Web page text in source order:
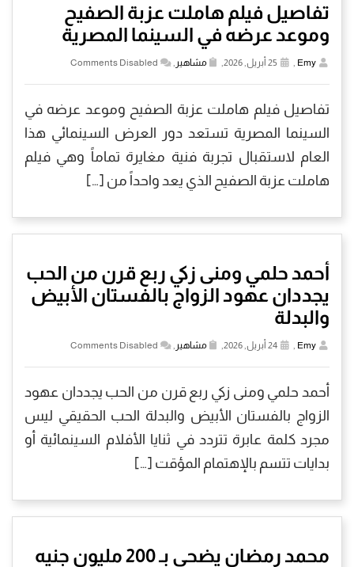
تفاصيل فيلم هاملت عزبة الصفيح
وموعد عرضه في السينما المصرية
Emy
, مشاهير ,
Comments Disabled
تفاصيل فيلم هاملت عزبة الصفيح وموعد عرضه في
السينما المصرية تستعد دور العرض السينمائي هذا
العام لاستقبال تجربة فنية مغايرة تماماً وهي فيلم
هاملت عزبة الصفيح الذي يعد واحداً من […]
أحمد حلمي ومنى زكي ربع قرن من الحب
يجددان عهود الزواج بالفستان الأبيض
والبدلة
Emy
, مشاهير ,
Comments Disabled
أحمد حلمي ومنى زكي ربع قرن من الحب يجددان عهود
الزواج بالفستان الأبيض والبدلة الحب الحقيقي ليس
مجرد كلمة عابرة تتردد في ثنايا الأفلام السينمائية أو
بدايات تتسم بالإهتمام المؤقت […]
محمد رمضان يضحي بـ 200 مليون جنيه